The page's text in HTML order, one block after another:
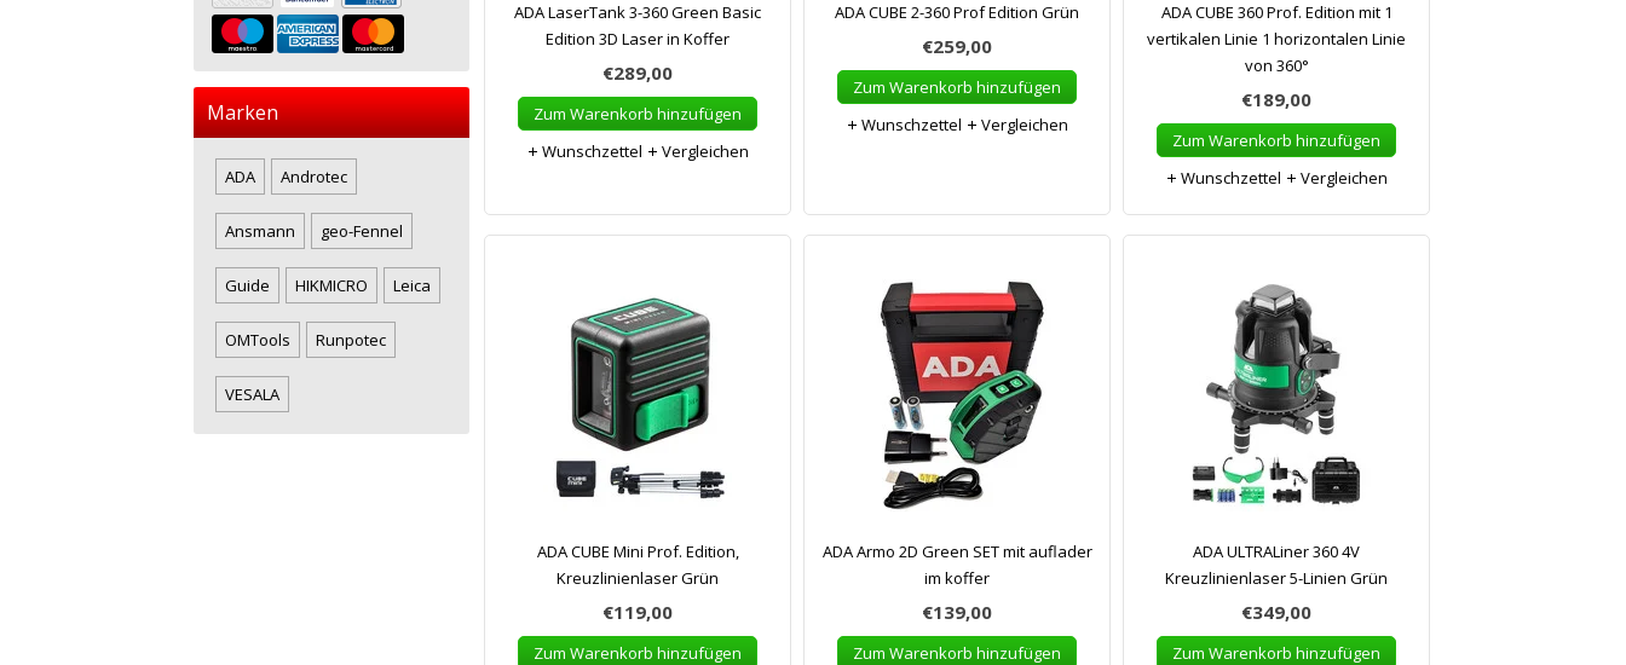
ADA LaserTank 3-360 Green Basic
Edition 3D Laser in Koffer
€289,00
Zum Warenkorb hinzufügen
Wunschzettel
Vergleichen
ADA CUBE 2-360 Prof Edition Grün
€259,00
Zum Warenkorb hinzufügen
Wunschzettel
Vergleichen
ADA CUBE 360 Prof. Edition mit 1
vertikalen Linie 1 horizontalen Linie
von 360°
€189,00
Zum Warenkorb hinzufügen
Wunschzettel
Vergleichen
ADA CUBE Mini Prof. Edition,
Kreuzlinienlaser Grün
€119,00
Zum Warenkorb hinzufügen
ADA Armo 2D Green SET mit auflader
im koffer
€139,00
Zum Warenkorb hinzufügen
ADA ULTRALiner 360 4V
Kreuzlinienlaser 5-Linien Grün
€349,00
Zum Warenkorb hinzufügen
Marken
ADA Androtec
Ansmann geo-Fennel
Guide HIKMICRO Leica
OMTools Runpotec
VESALA